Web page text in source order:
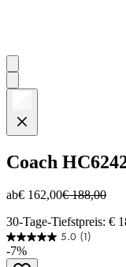
Coach
ab€ 162,00€ 188,00
30-Tage-Tiefstpreis: €
5.0 (1)
5.0
von
-7%